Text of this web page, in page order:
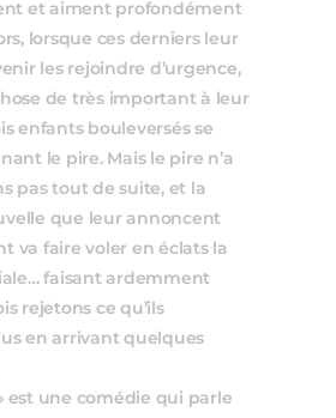
et aiment profondément
lorsque ces derniers leur
les rejoindre d’urgence,
de très important à leur
enfants bouleversés se
le pire. Mais le pire n’a
pas tout de suite, et la
que leur annoncent
va faire voler en éclats la
faisant ardemment
rejetons ce qu’ils
en arrivant quelques
est une comédie qui parle